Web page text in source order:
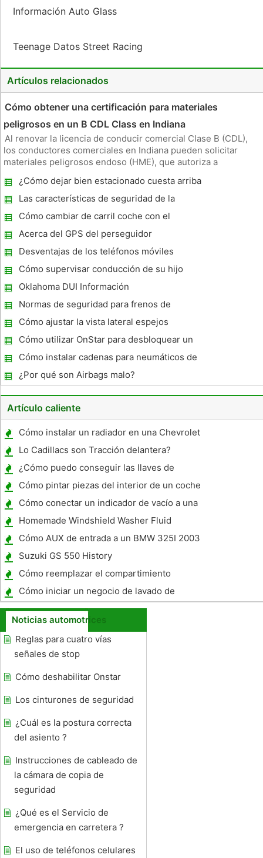
Información Auto Glass
Teenage Datos Street Racing
Artículos relacionados
Cómo obtener una certificación para materiales
peligrosos en un B CDL Class en Indiana
Al renovar la licencia de conducir comercial Clase B (CDL),
los conductores comerciales en Indiana pueden solicitar
materiales peligrosos endoso (HME), que autoriza a
materiales explosivos, radiactivos o inflamables. Para obtener
el endo
¿Cómo dejar bien estacionado cuesta arriba
con un encintado
Las características de seguridad de la
Hyundai Entourage 2007 SE
Cómo cambiar de carril coche con el
interior Retrovisores
Acerca del GPS del perseguidor
adolescente Dispositivos
Desventajas de los teléfonos móviles
durante la conducción
Cómo supervisar conducción de su hijo
adolescente
Oklahoma DUI Información
Normas de seguridad para frenos de
emergencia
Cómo ajustar la vista lateral espejos
Cómo utilizar OnStar para desbloquear un
vehículo
Cómo instalar cadenas para neumáticos de
un vehículo comercial
¿Por qué son Airbags malo?
Artículo caliente
Cómo instalar un radiador en una Chevrolet
Silverado
Lo Cadillacs son Tracción delantera?
¿Cómo puedo conseguir las llaves de
repuesto para un Honda Odyssey 2006 ?
Cómo pintar piezas del interior de un coche
Cómo conectar un indicador de vacío a una
Quadrajet
Homemade Windshield Washer Fluid
Cómo AUX de entrada a un BMW 325I 2003
Suzuki GS 550 History
Cómo reemplazar el compartimiento
consola central en el Toyota Camry 2005
Cómo iniciar un negocio de lavado de
coches fácilmente
Noticias automotrices
Reglas para cuatro vías
señales de stop
Cómo deshabilitar Onstar
Los cinturones de seguridad
¿Cuál es la postura correcta
del asiento ?
Instrucciones de cableado de
la cámara de copia de
seguridad
¿Qué es el Servicio de
emergencia en carretera ?
El uso de teléfonos celulares